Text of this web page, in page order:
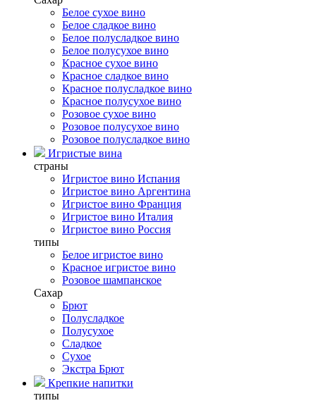
Белое сухое вино
Белое сладкое вино
Белое полусладкое вино
Белое полусухое вино
Красное сухое вино
Красное сладкое вино
Красное полусладкое вино
Красное полусухое вино
Розовое сухое вино
Розовое полусухое вино
Розовое полусладкое вино
Игристые вина
страны
Игристое вино Испания
Игристое вино Аргентина
Игристое вино Франция
Игристое вино Италия
Игристое вино Россия
типы
Белое игристое вино
Красное игристое вино
Розовое шампанское
Сахар
Брют
Полусладкое
Полусухое
Сладкое
Сухое
Экстра Брют
Крепкие напитки
типы